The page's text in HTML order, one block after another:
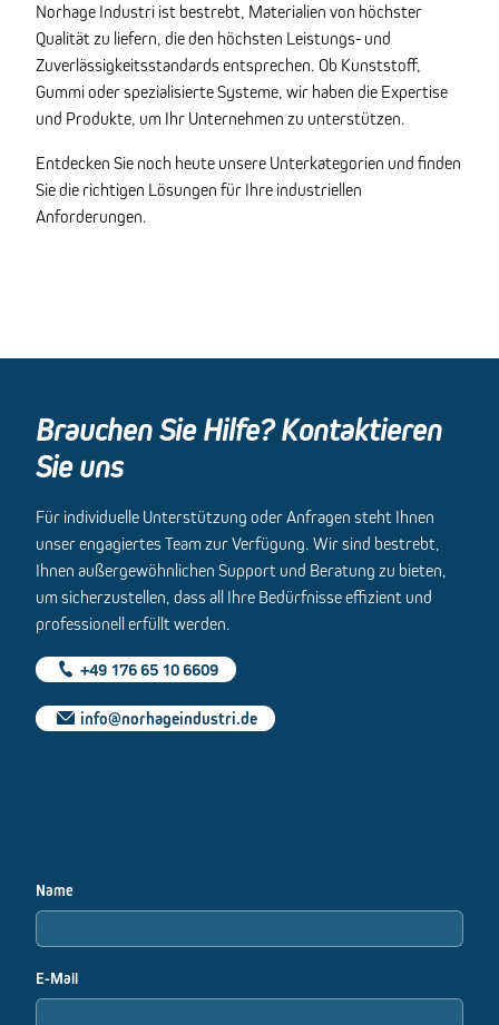
Norhage Industri ist bestrebt, Materialien von höchster
Qualität zu liefern, die den höchsten Leistungs- und
Zuverlässigkeitsstandards entsprechen. Ob Kunststoff,
Gummi oder spezialisierte Systeme, wir haben die Expertise
und Produkte, um Ihr Unternehmen zu unterstützen.
Entdecken Sie noch heute unsere Unterkategorien und finden
Sie die richtigen Lösungen für Ihre industriellen
Anforderungen.
Brauchen Sie Hilfe? Kontaktieren
Sie uns
Für individuelle Unterstützung oder Anfragen steht Ihnen
unser engagiertes Team zur Verfügung. Wir sind bestrebt,
Ihnen außergewöhnlichen Support und Beratung zu bieten,
um sicherzustellen, dass all Ihre Bedürfnisse effizient und
professionell erfüllt werden.
+49 176 65 10 6609
info@norhageindustri.de
Name
E-Mail